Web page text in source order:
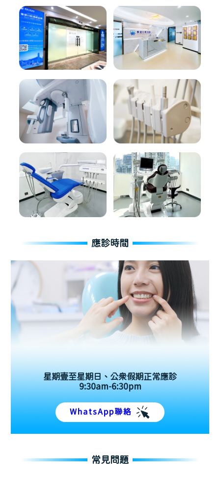
應診時間
星期壹至星期日、公眾假期正常應診
9:30am-6:30pm
WhatsApp聯絡
常見問題